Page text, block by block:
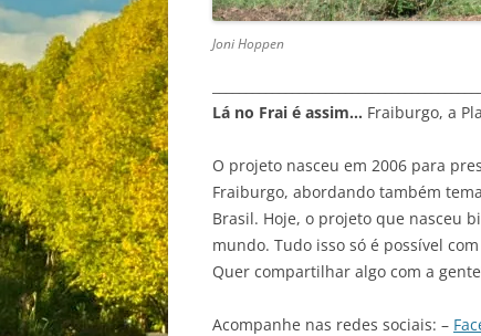
Joni Hoppen
Lá no Frai é assim… Fraiburgo, a
O projeto nasceu em 2006 para
Fraiburgo, abordando também
Brasil. Hoje, o projeto que nasceu
mundo. Tudo isso só é possível
Quer compartilhar algo com a
Acompanhe nas redes sociais: –